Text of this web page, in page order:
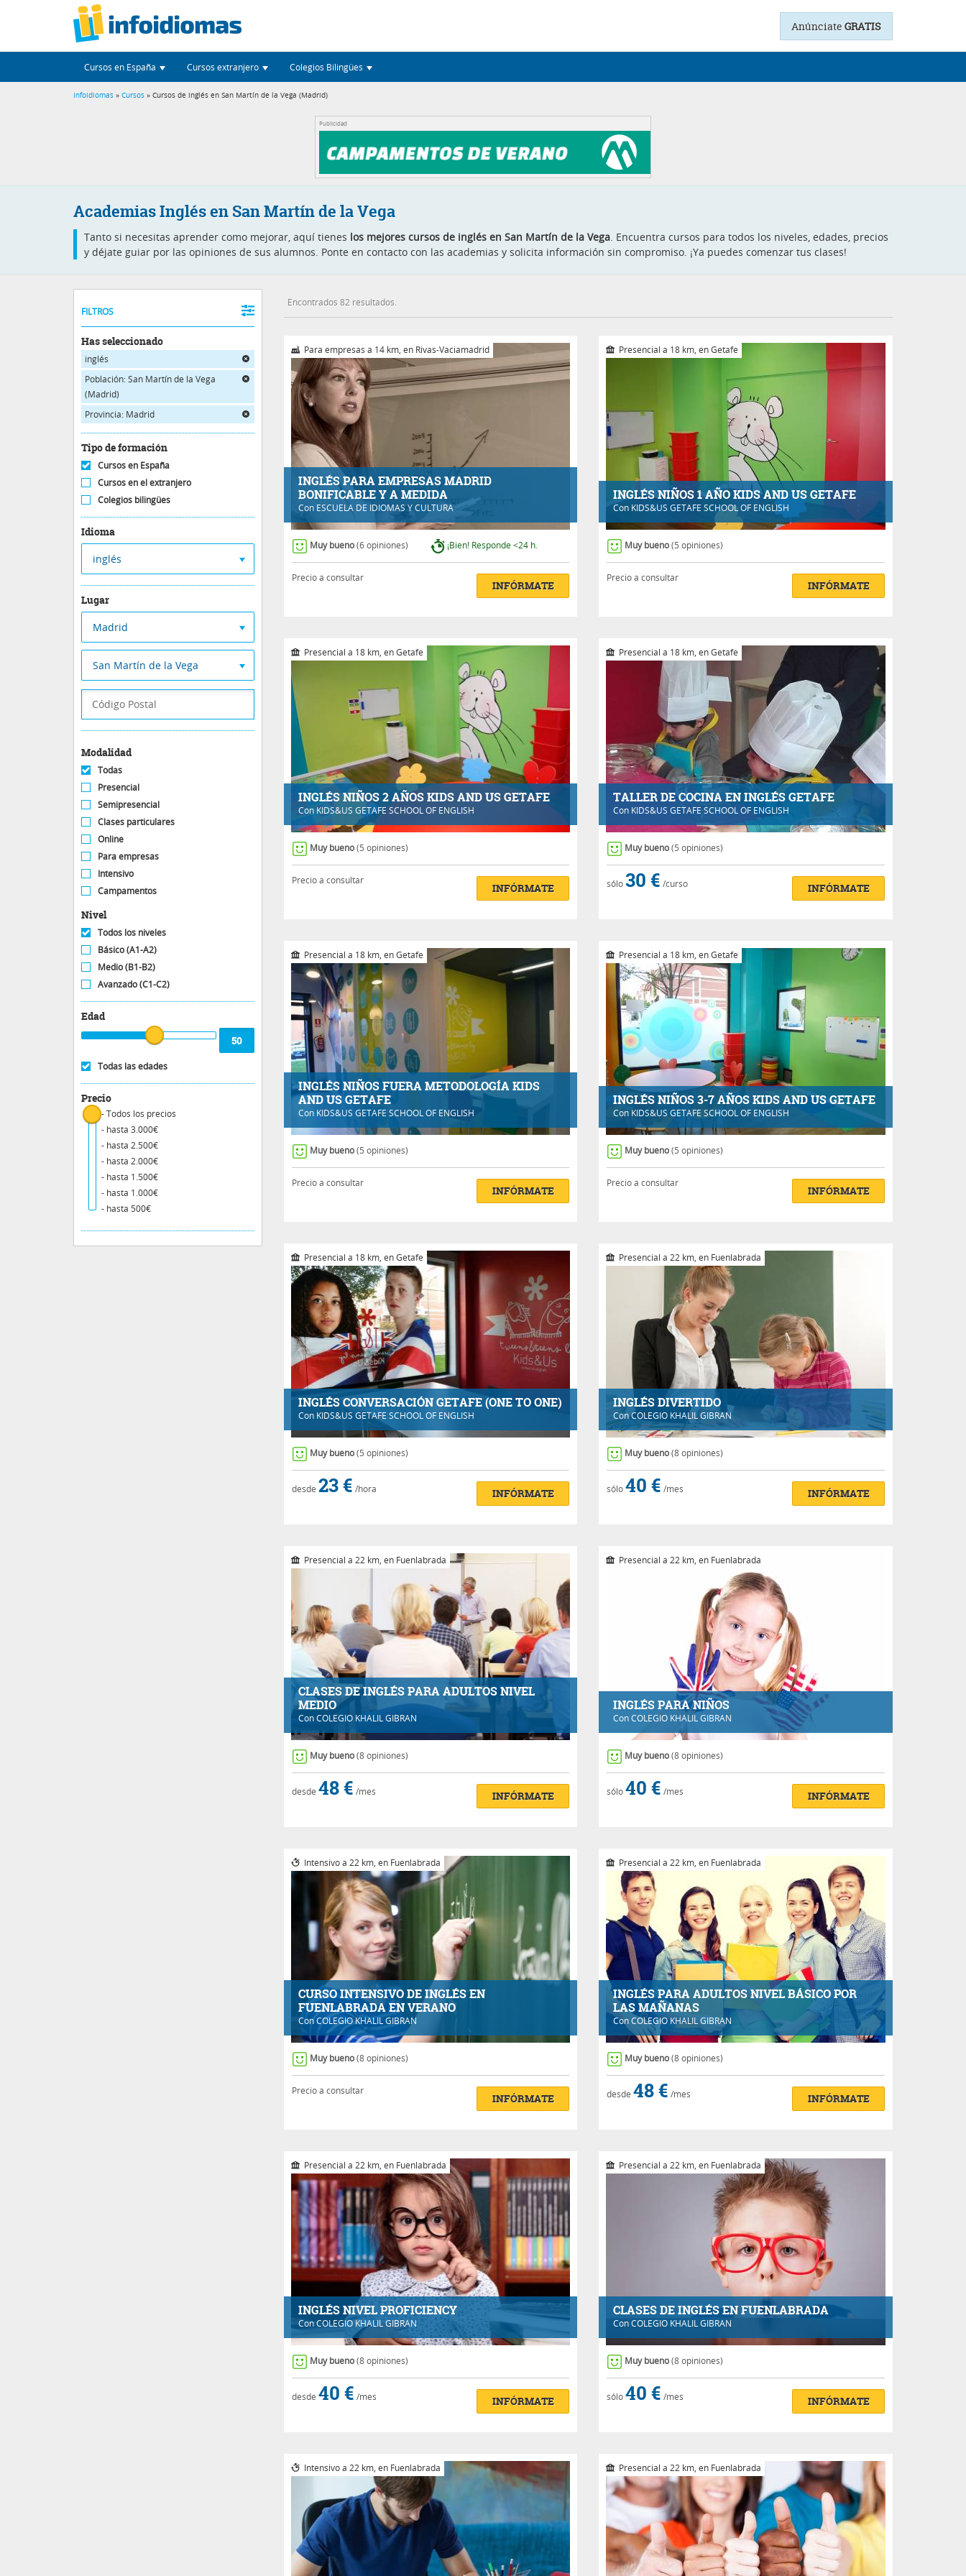
AnúnciateGRATIS
Cursos en España Cursos extranjero Colegios Bilingües
Infoidiomas » Cursos » Cursos de inglés en San Martín de la Vega (Madrid)
Publicidad
Academias Inglés en San Martín de la Vega
Tanto si necesitas aprender como mejorar, aquí tienes los mejores cursos de inglés en San Martín de la Vega. Encuentra cursos para todos los niveles, edades, precios
y déjate guiar por las opiniones de sus alumnos. Ponte en contacto con las academias y solicita información sin compromiso. ¡Ya puedes comenzar tus clases!
FILTROS
Has seleccionado
inglés
Población: San Martín de la Vega
(Madrid)
Provincia: Madrid
Tipo de formación
Cursos en España
Cursos en el extranjero
Colegios bilingües
Idioma
inglés
Lugar
Madrid
San Martín de la Vega
Modalidad
Todas
Presencial
Semipresencial
Clases particulares
Online
Para empresas
Intensivo
Campamentos
Nivel
Todos los niveles
Básico (A1-A2)
Medio (B1-B2)
Avanzado (C1-C2)
Edad
Todas las edades
Precio
- Todos los precios
- hasta 3.000€
- hasta 2.500€
- hasta 2.000€
- hasta 1.500€
- hasta 1.000€
- hasta 500€
Encontrados 82 resultados.
INGLÉS PARA EMPRESAS MADRID
BONIFICABLE Y A MEDIDA
Con ESCUELA DE IDIOMAS Y CULTURA
Para empresas a 14 km, en Rivas-Vaciamadrid
Muy bueno (6 opiniones) ¡Bien! Responde <24 h.
Precio a consultar
INFÓRMATE
INGLÉS NIÑOS 1 AÑO KIDS AND US GETAFE
Con KIDS&US GETAFE SCHOOL OF ENGLISH
Presencial a 18 km, en Getafe
Muy bueno (5 opiniones)
Precio a consultar
INFÓRMATE
INGLÉS NIÑOS 2 AÑOS KIDS AND US GETAFE
Con KIDS&US GETAFE SCHOOL OF ENGLISH
Presencial a 18 km, en Getafe
Muy bueno (5 opiniones)
Precio a consultar
INFÓRMATE
TALLER DE COCINA EN INGLÉS GETAFE
Con KIDS&US GETAFE SCHOOL OF ENGLISH
Presencial a 18 km, en Getafe
Muy bueno (5 opiniones)
sólo30 € /curso INFÓRMATE
INGLÉS NIÑOS FUERA METODOLOGÍA KIDS
AND US GETAFE
Con KIDS&US GETAFE SCHOOL OF ENGLISH
Presencial a 18 km, en Getafe
Muy bueno (5 opiniones)
Precio a consultar
INFÓRMATE
INGLÉS NIÑOS 3-7 AÑOS KIDS AND US GETAFE
Con KIDS&US GETAFE SCHOOL OF ENGLISH
Presencial a 18 km, en Getafe
Muy bueno (5 opiniones)
Precio a consultar
INFÓRMATE
INGLÉS CONVERSACIÓN GETAFE (ONE TO ONE)
Con KIDS&US GETAFE SCHOOL OF ENGLISH
Presencial a 18 km, en Getafe
Muy bueno (5 opiniones)
desde 23 € /hora INFÓRMATE
INGLÉS DIVERTIDO
ConCOLEGIO KHALIL GIBRAN
Presencial a 22 km, en Fuenlabrada
Muy bueno (8 opiniones)
sólo40 € /mes INFÓRMATE
CLASES DE INGLÉS PARA ADULTOS NIVEL
MEDIO
ConCOLEGIO KHALIL GIBRAN
Presencial a 22 km, en Fuenlabrada
Muy bueno (8 opiniones)
desde 48 € /mes INFÓRMATE
INGLÉS PARA NIÑOS
ConCOLEGIO KHALIL GIBRAN
Presencial a 22 km, en Fuenlabrada
Muy bueno (8 opiniones)
sólo40 € /mes INFÓRMATE
CURSO INTENSIVO DE INGLÉS EN
FUENLABRADA EN VERANO
ConCOLEGIO KHALIL GIBRAN
Intensivo a 22 km, en Fuenlabrada
Muy bueno (8 opiniones)
Precio a consultar
INFÓRMATE
INGLÉS PARA ADULTOS NIVEL BÁSICO POR
LAS MAÑANAS
ConCOLEGIO KHALIL GIBRAN
Presencial a 22 km, en Fuenlabrada
Muy bueno (8 opiniones)
desde48 € /mes INFÓRMATE
INGLÉS NIVEL PROFICIENCY
ConCOLEGIO KHALIL GIBRAN
Presencial a 22 km, en Fuenlabrada
Muy bueno (8 opiniones)
desde 40 € /mes INFÓRMATE
CLASES DE INGLÉS EN FUENLABRADA
ConCOLEGIO KHALIL GIBRAN
Presencial a 22 km, en Fuenlabrada
Muy bueno (8 opiniones)
sólo40 € /mes INFÓRMATE
Intensivo a 22 km, en Fuenlabrada Presencial a 22 km, en Fuenlabrada